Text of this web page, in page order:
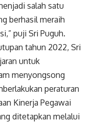
salah satu
berhasil meraih
puji Sri Puguh.
tahun 2022, Sri
untuk
menyongsong
peraturan
Kinerja Pegawai
ditetapkan melalui